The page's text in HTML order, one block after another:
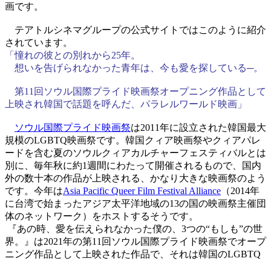
画です。
テアトルシネマグループの公式サイトではこのように紹介
されています。
「憧れの彼との別れから25年。
想いを告げられなかった青年は、今も愛を探している─。
第11回ソウル国際プライド映画祭オープニング作品として
上映され韓国で話題を呼んだ、パラレルワールド映画」
ソウル国際プライド映画祭は2011年に設立された韓国最大
規模のLGBTQ映画祭です。韓国クィア映画祭やクィアパレ
ードを含む夏のソウルクィアカルチャーフェスティバルとは
別に、毎年秋に約1週間にわたって開催されるもので、国内
外の数十本の作品が上映される、かなり大きな映画祭のよう
です。今年はAsia Pacific Queer Film Festival Alliance （2014年
に台湾で始まったアジア太平洋地域の13の国の映画祭主催団
体のネットワーク）をホストするそうです。
『あの時、愛を伝えられなかった僕の、3つの“もしも”の世
界。』は2021年の第11回ソウル国際プライド映画祭でオープ
ニング作品として上映された作品で、それは韓国のLGBTQ